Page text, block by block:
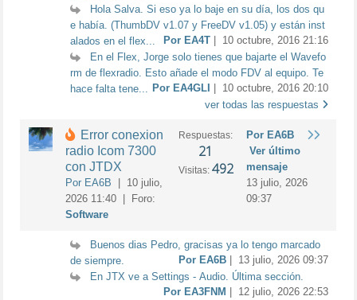
Hola Salva. Si eso ya lo baje en su día, los dos qu
e había. (ThumbDV v1.07 y FreeDV v1.05) y están inst
alados en el flex...
Por EA4T | 10 octubre, 2016 21:16
En el Flex, Jorge solo tienes que bajarte el Wavefo
rm de flexradio. Esto añade el modo FDV al equipo. Te
hace falta tene...
Por EA4GLI
| 10 octubre, 2016 20:10
ver todas las respuestas
Error conexion
radio Icom 7300
con JTDX
Por EA6B | 10 julio,
2026 11:40 | Foro:
Software
Respuestas:
21
Visitas: 492
Por EA6B
Ver último
mensaje
13 julio, 2026
09:37
Buenos dias Pedro, gracisas ya lo tengo marcado
Por EA6B | 13 julio, 2026 09:37
En JTX ve a Settings - Audio. Última sección.
Por EA3FNM
| 12 julio, 2026 22:53